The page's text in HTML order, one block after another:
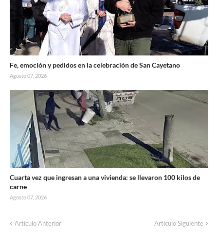
Fe, emoción y pedidos en la celebración de San Cayetano
Agosto 07, 2026
Cuarta vez que ingresan a una vivienda: se llevaron 100 kilos de
carne
Agosto 07, 2026
Artículo Anterior Artículo Siguiente
Corte de energía programado para este